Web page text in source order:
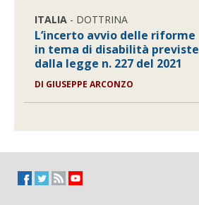
ITALIA - DOTTRINA
L’incerto avvio delle riforme
in tema di disabilità previste
dalla legge n. 227 del 2021
DI GIUSEPPE ARCONZO